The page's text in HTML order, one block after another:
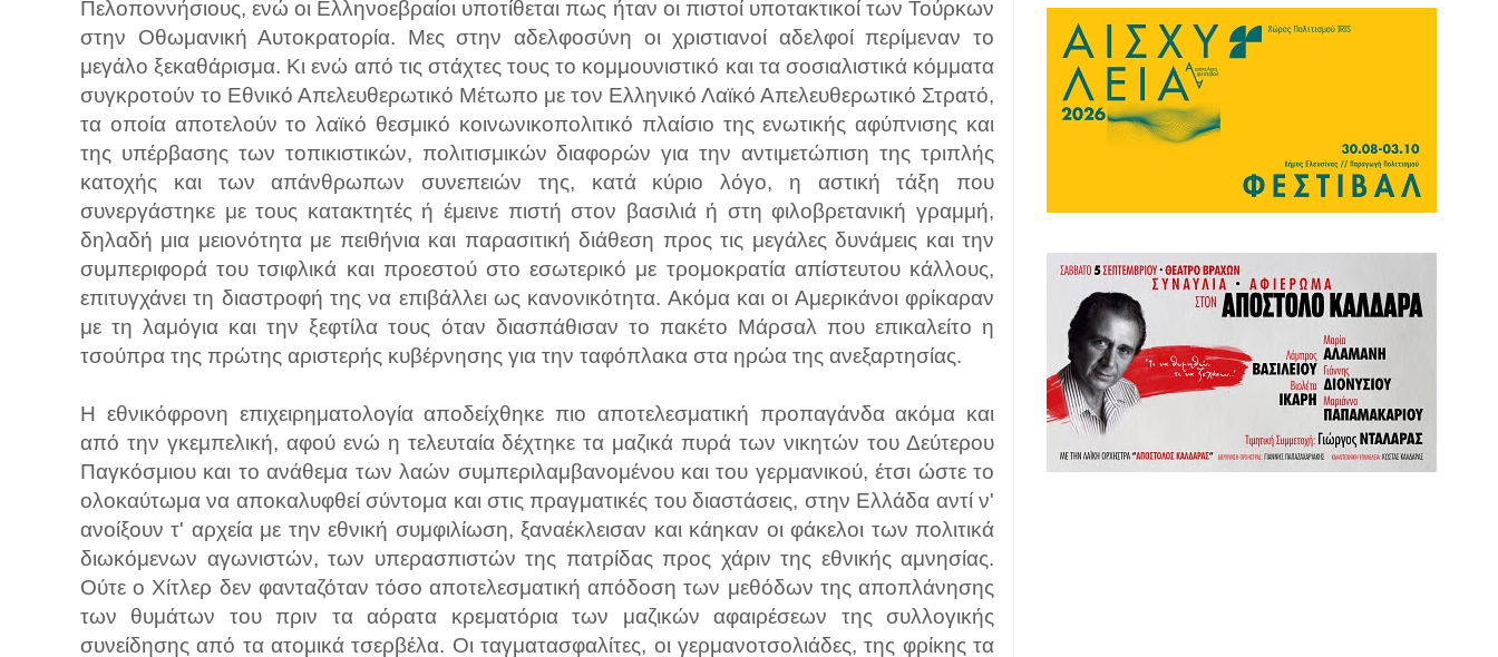
Πελοποννήσιους, ενώ οι Ελληνοεβραίοι υποτίθεται πως ήταν οι πιστοί υποτακτικοί των Τούρκων
στην Οθωμανική Αυτοκρατορία. Μες στην αδελφοσύνη οι χριστιανοί αδελφοί περίμεναν το
μεγάλο ξεκαθάρισμα. Κι ενώ από τις στάχτες τους το κομμουνιστικό και τα σοσιαλιστικά κόμματα
συγκροτούν το Εθνικό Απελευθερωτικό Μέτωπο με τον Ελληνικό Λαϊκό Απελευθερωτικό Στρατό,
τα οποία αποτελούν το λαϊκό θεσμικό κοινωνικοπολιτικό πλαίσιο της ενωτικής αφύπνισης και
της υπέρβασης των τοπικιστικών, πολιτισμικών διαφορών για την αντιμετώπιση της τριπλής
κατοχής και των απάνθρωπων συνεπειών της, κατά κύριο λόγο, η αστική τάξη που
συνεργάστηκε με τους κατακτητές ή έμεινε πιστή στον βασιλιά ή στη φιλοβρετανική γραμμή,
δηλαδή μια μειονότητα με πειθήνια και παρασιτική διάθεση προς τις μεγάλες δυνάμεις και την
συμπεριφορά του τσιφλικά και προεστού στο εσωτερικό με τρομοκρατία απίστευτου κάλλους,
επιτυγχάνει τη διαστροφή της να επιβάλλει ως κανονικότητα. Ακόμα και οι Αμερικάνοι φρίκαραν
με τη λαμόγια και την ξεφτίλα τους όταν διασπάθισαν το πακέτο Μάρσαλ που επικαλείτο η
τσούπρα της πρώτης αριστερής κυβέρνησης για την ταφόπλακα στα ηρώα της ανεξαρτησίας.
Η εθνικόφρονη επιχειρηματολογία αποδείχθηκε πιο αποτελεσματική προπαγάνδα ακόμα και
από την γκεμπελική, αφού ενώ η τελευταία δέχτηκε τα μαζικά πυρά των νικητών του Δεύτερου
Παγκόσμιου και το ανάθεμα των λαών συμπεριλαμβανομένου και του γερμανικού, έτσι ώστε το
ολοκαύτωμα να αποκαλυφθεί σύντομα και στις πραγματικές του διαστάσεις, στην Ελλάδα αντί ν'
ανοίξουν τ' αρχεία με την εθνική συμφιλίωση, ξαναέκλεισαν και κάηκαν οι φάκελοι των πολιτικά
διωκόμενων αγωνιστών, των υπερασπιστών της πατρίδας προς χάριν της εθνικής αμνησίας.
Ούτε ο Χίτλερ δεν φανταζόταν τόσο αποτελεσματική απόδοση των μεθόδων της αποπλάνησης
των θυμάτων του πριν τα αόρατα κρεματόρια των μαζικών αφαιρέσεων της συλλογικής
συνείδησης από τα ατομικά τσερβέλα. Οι ταγματασφαλίτες, οι γερμανοτσολιάδες, της φρίκης τα